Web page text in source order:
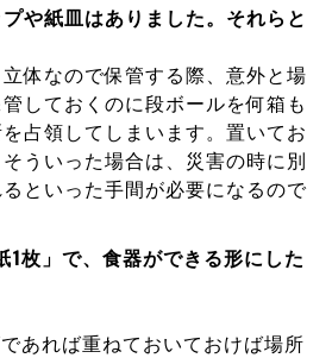
や紙皿はありました。それらと
体なので保管する際、意外と場
しておくのに段ボールを何箱も
占領してしまいます。置いてお
ういった場合は、災害の時に別
といった手間が必要になるので
」で、食器ができる形にした
あれば重ねておいておけば場所